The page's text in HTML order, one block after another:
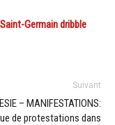
Germain dribble
Suivant
– MANIFESTATIONS:
de protestations dans